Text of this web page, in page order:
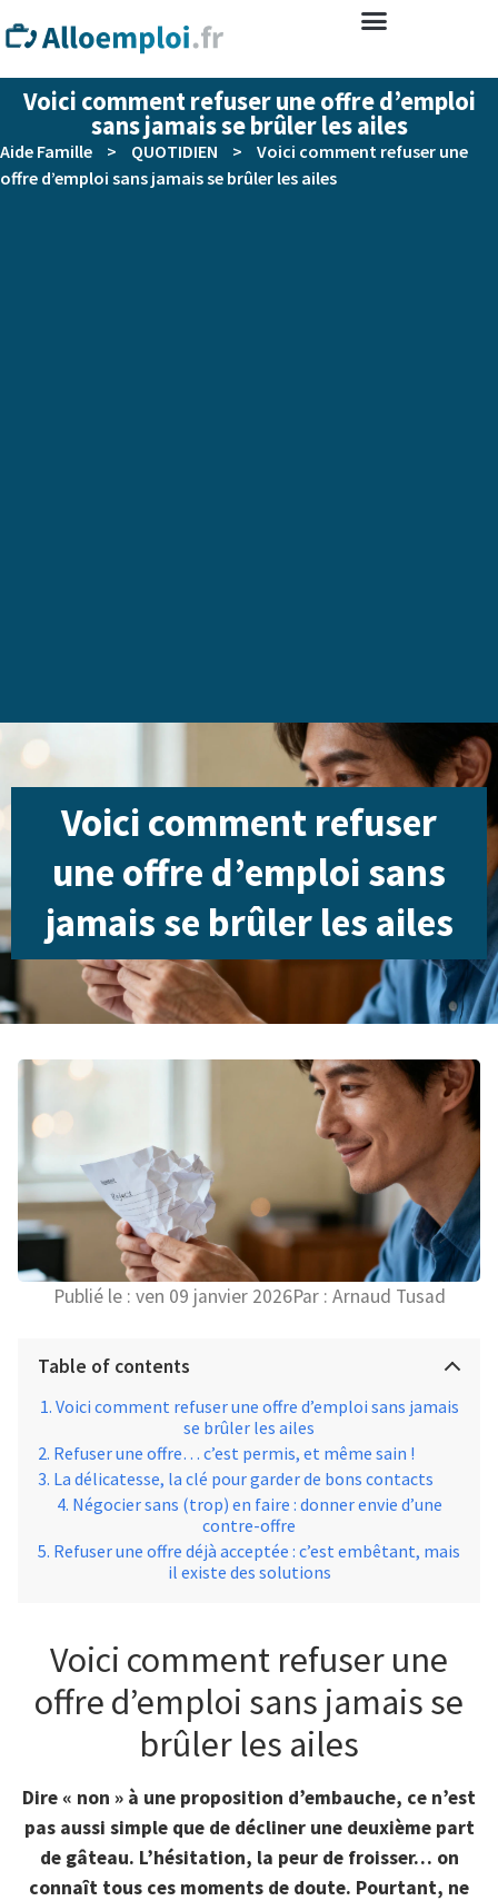
Voici comment refuser une offre d’emploi
sans jamais se brûler les ailes
Aide Famille > QUOTIDIEN >
Voici comment refuser une
offre d’emploi sans jamais se brûler les ailes
Voici comment refuser
une offre d’emploi sans
jamais se brûler les ailes
Publié le : ven 09 janvier 2026Par : Arnaud Tusad
Table of contents
Voici comment refuser une offre d’emploi sans jamais
se brûler les ailes
Refuser une offre… c’est permis, et même sain !
La délicatesse, la clé pour garder de bons contacts
Négocier sans (trop) en faire : donner envie d’une
contre-offre
Refuser une offre déjà acceptée : c’est embêtant, mais
il existe des solutions
Voici comment refuser une
offre d’emploi sans jamais se
brûler les ailes
Dire « non » à une proposition d’embauche, ce n’est
pas aussi simple que de décliner une deuxième part
de gâteau. L’hésitation, la peur de froisser… on
connaît tous ces moments de doute. Pourtant, ne